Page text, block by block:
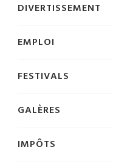
DIVERTISSEMENT
EMPLOI
FESTIVALS
GALÈRES
IMPÔTS